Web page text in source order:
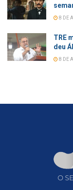
8 DE
TRE
deu
8 DE